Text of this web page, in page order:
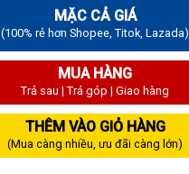
MẶC CẢ GIÁ
(100% rẻ hơn Shopee, Titok, Lazada)
MUA HÀNG
Trả sau | Trả góp | Giao hàng
THÊM VÀO GIỎ HÀNG
(Mua càng nhiều, ưu đãi càng lớn)